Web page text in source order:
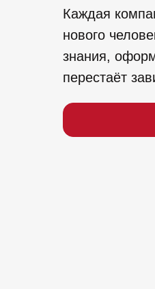
Каждая
нового
знания,
перестаёт